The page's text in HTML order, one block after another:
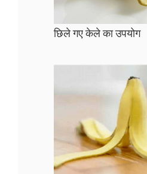
छिले गए केले का उपयोग